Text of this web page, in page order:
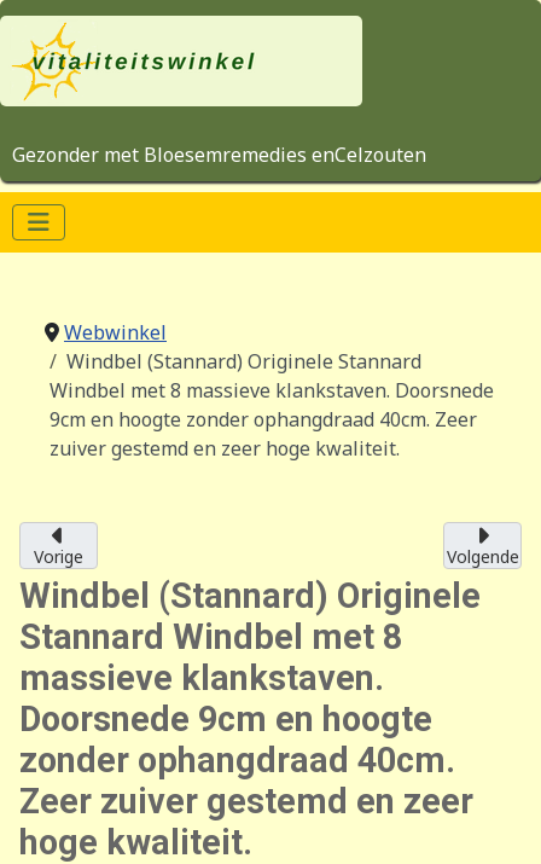
Gezonder met Bloesemremedies enCelzouten
Webwinkel
Windbel (Stannard) Originele Stannard
Windbel met 8 massieve klankstaven. Doorsnede
9cm en hoogte zonder ophangdraad 40cm. Zeer
zuiver gestemd en zeer hoge kwaliteit.
Vorige Volgende
Windbel (Stannard) Originele
Stannard Windbel met 8
massieve klankstaven.
Doorsnede 9cm en hoogte
zonder ophangdraad 40cm.
Zeer zuiver gestemd en zeer
hoge kwaliteit.